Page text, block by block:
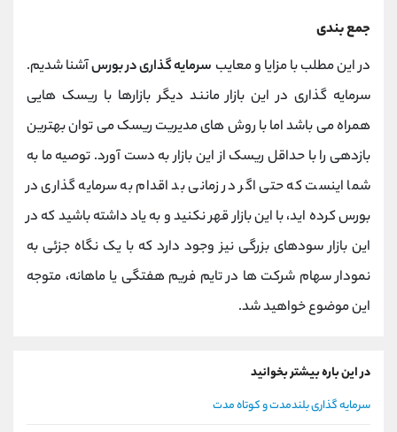
جمع بندی
در این مطلب با مزایا و معایب سرمایه گذاری در بورسآشنا شدیم.
سرمایه گذاری در این بازار مانند دیگر بازارها با ریسک هایی
همراه می باشد اما با روش های مدیریت ریسک می توان بهترین
بازدهی را با حداقل ریسک از این بازار به دست آورد. توصیه ما به
شما اینست که حتی اگر در زمانی بد اقدام به سرمایه گذاری در
بورس کرده اید، با این بازار قهر نکنید و به یاد داشته باشید که در
این بازار سودهای بزرگی نیز وجود دارد که با یک نگاه جزئی به
نمودار سهام شرکت ها در تایم فریم هفتگی یا ماهانه، متوجه
این موضوع خواهید شد.
در این باره بیشتر بخوانید
سرمایه گذاری بلندمدت و کوتاه مدت